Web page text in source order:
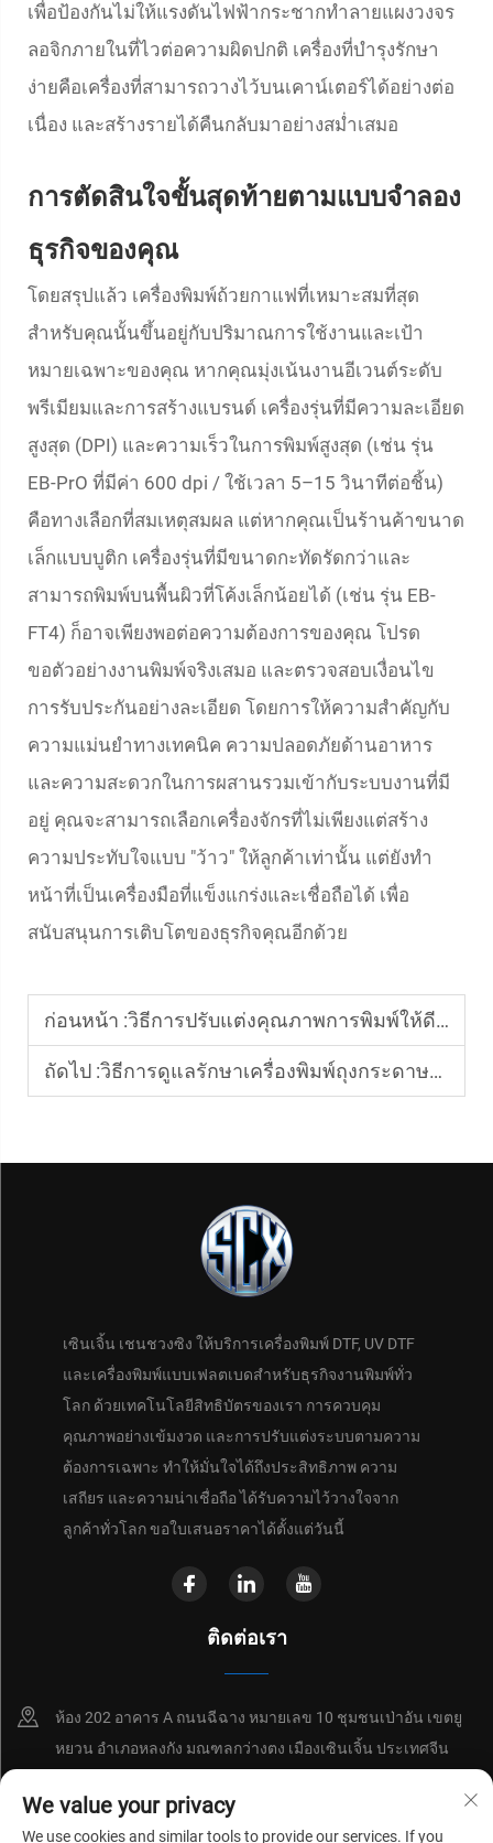
เพื่อป้องกันไม่ให้แรงดันไฟฟ้ากระชากทำลายแผงวงจร
ลอจิกภายในที่ไวต่อความผิดปกติ เครื่องที่บำรุงรักษา
ง่ายคือเครื่องที่สามารถวางไว้บนเคาน์เตอร์ได้อย่างต่อ
เนื่อง และสร้างรายได้คืนกลับมาอย่างสม่ำเสมอ
การตัดสินใจขั้นสุดท้ายตามแบบจำลอง
ธุรกิจของคุณ
โดยสรุปแล้ว เครื่องพิมพ์ถ้วยกาแฟที่เหมาะสมที่สุด
สำหรับคุณนั้นขึ้นอยู่กับปริมาณการใช้งานและเป้า
หมายเฉพาะของคุณ หากคุณมุ่งเน้นงานอีเวนต์ระดับ
พรีเมียมและการสร้างแบรนด์ เครื่องรุ่นที่มีความละเอียด
สูงสุด (DPI) และความเร็วในการพิมพ์สูงสุด (เช่น รุ่น
EB-PrO ที่มีค่า 600 dpi / ใช้เวลา 5–15 วินาทีต่อชิ้น)
คือทางเลือกที่สมเหตุสมผล แต่หากคุณเป็นร้านค้าขนาด
เล็กแบบบูติก เครื่องรุ่นที่มีขนาดกะทัดรัดกว่าและ
สามารถพิมพ์บนพื้นผิวที่โค้งเล็กน้อยได้ (เช่น รุ่น EB-
FT4) ก็อาจเพียงพอต่อความต้องการของคุณ โปรด
ขอตัวอย่างงานพิมพ์จริงเสมอ และตรวจสอบเงื่อนไข
การรับประกันอย่างละเอียด โดยการให้ความสำคัญกับ
ความแม่นยำทางเทคนิค ความปลอดภัยด้านอาหาร
และความสะดวกในการผสานรวมเข้ากับระบบงานที่มี
อยู่ คุณจะสามารถเลือกเครื่องจักรที่ไม่เพียงแต่สร้าง
ความประทับใจแบบ "ว้าว" ให้ลูกค้าเท่านั้น แต่ยังทำ
หน้าที่เป็นเครื่องมือที่แข็งแกร่งและเชื่อถือได้ เพื่อ
สนับสนุนการเติบโตของธุรกิจคุณอีกด้วย
ก่อนหน้า :วิธีการปรับแต่งคุณภาพการพิมพ์ให้ดีที่สุดด้วยเครื่องพิมพ์ DTF สีชมพู
ถัดไป :วิธีการดูแลรักษาเครื่องพิมพ์ถุงกระดาษให้มีอายุการใช้งานยาวนาน
เซินเจิ้น เชนชวงซิง ให้บริการเครื่องพิมพ์ DTF, UV DTF
และเครื่องพิมพ์แบบเฟลตเบดสำหรับธุรกิจงานพิมพ์ทั่ว
โลก ด้วยเทคโนโลยีสิทธิบัตรของเรา การควบคุม
คุณภาพอย่างเข้มงวด และการปรับแต่งระบบตามความ
ต้องการเฉพาะ ทำให้มั่นใจได้ถึงประสิทธิภาพ ความ
เสถียร และความน่าเชื่อถือ ได้รับความไว้วางใจจาก
ลูกค้าทั่วโลก ขอใบเสนอราคาได้ตั้งแต่วันนี้
ติดต่อเรา
ห้อง 202 อาคาร A ถนนฉีฉาง หมายเลข 10 ชุมชนเป่าอัน เขตยู
หยวน อำเภอหลงกัง มณฑลกว่างตง เมืองเซินเจิ้น ประเทศจีน
+86-18214652676
We value your privacy
We use cookies and similar tools to provide our services. If you